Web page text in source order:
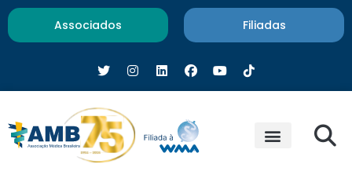
Associados Filiadas